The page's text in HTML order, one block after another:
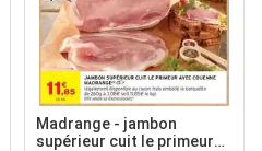
Madrange - jambon
supérieur cuit le primeur